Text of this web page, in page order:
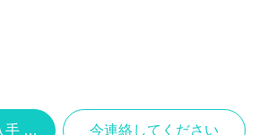
する 今連絡してください